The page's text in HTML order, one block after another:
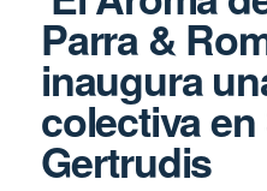
Parra &
inaugura
colectiva
Gertrudis